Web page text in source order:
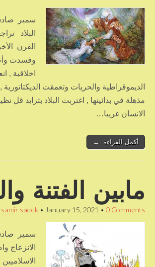
سمير
البلاد
القرن
وفسدت
اخلاقية ,
الديموقراطية والحريات وتعمقت الديكتاتورية
مذهلة في بدائيتها , اغتربت البلاد بتزايد قل
الانسان غريبا…
أكمل القراءة ←
مابين الفتنة
samir sadek • January 15, 2021 • 0 Comments
سمير
الانزعاج